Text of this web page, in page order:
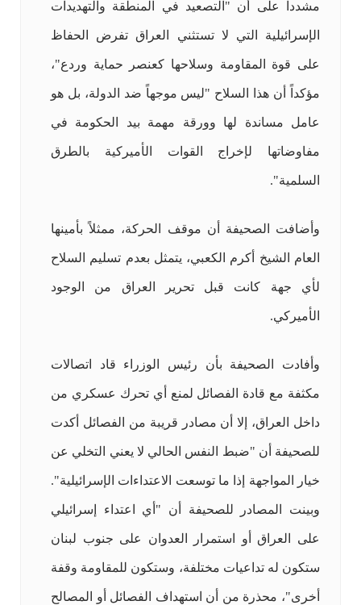
مشدداً على أن "التصعيد في المنطقة والتهديدات
الإسرائيلية التي لا تستثني العراق تفرض الحفاظ
على قوة المقاومة وسلاحها كعنصر حماية وردع"،
مؤكداً أن هذا السلاح "ليس موجهاً ضد الدولة، بل هو
عامل مساندة لها وورقة مهمة بيد الحكومة في
مفاوضاتها لإخراج القوات الأميركية بالطرق
السلمية".
وأضافت الصحيفة أن موقف الحركة، ممثلاً بأمينها
العام الشيخ أكرم الكعبي، يتمثل بعدم تسليم السلاح
لأي جهة كانت قبل تحرير العراق من الوجود
الأميركي.
وأفادت الصحيفة بأن رئيس الوزراء قاد اتصالات
مكثفة مع قادة الفصائل لمنع أي تحرك عسكري من
داخل العراق، إلا أن مصادر قريبة من الفصائل أكدت
للصحيفة أن "ضبط النفس الحالي لا يعني التخلي عن
خيار المواجهة إذا ما توسعت الاعتداءات الإسرائيلية".
وبينت المصادر للصحيفة أن "أي اعتداء إسرائيلي
على العراق أو استمرار العدوان على جنوب لبنان
ستكون له تداعيات مختلفة، وستكون للمقاومة وقفة
أخرى"، محذرة من أن استهداف الفصائل أو المصالح